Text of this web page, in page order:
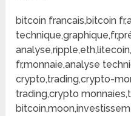
bitcoin francais,bitcoin
fr,monnaie,analyse
crypto,trading,crypto-
trading,crypto